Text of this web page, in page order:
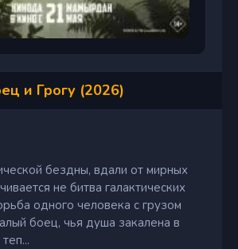
и Грогу (2026)
бездны, вдали от мирных
не битва галактических
одного человека с грузом
боец, чья душа закалена в